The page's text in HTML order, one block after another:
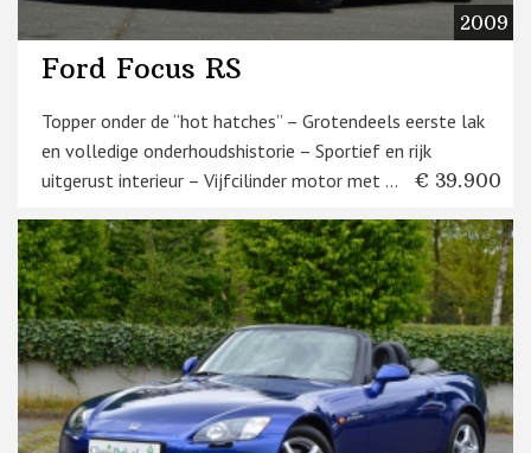
2009
Ford Focus RS
Topper onder de “hot hatches” – Grotendeels eerste lak
en volledige onderhoudshistorie – Sportief en rijk
uitgerust interieur – Vijfcilinder motor met ...
€ 39.900